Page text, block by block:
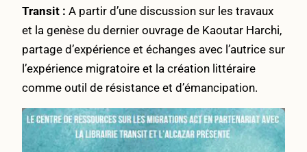
Transit : A partir d’une discussion sur les travaux
et la genèse du dernier ouvrage de Kaoutar Harchi,
partage d’expérience et échanges avec l’autrice sur
l’expérience migratoire et la création littéraire
comme outil de résistance et d’émancipation.